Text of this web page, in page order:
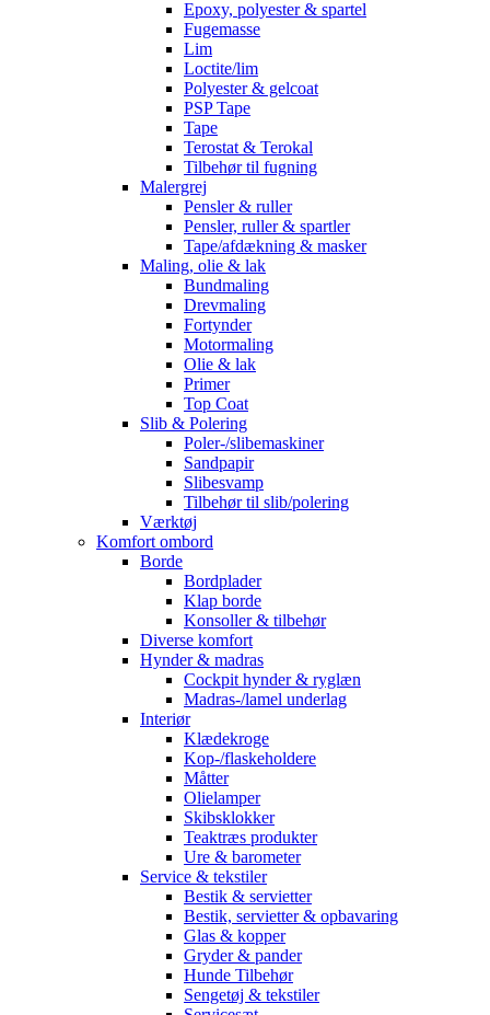
Epoxy, polyester & spartel
Fugemasse
Lim
Loctite/lim
Polyester & gelcoat
PSP Tape
Tape
Terostat & Terokal
Tilbehør til fugning
Malergrej
Pensler & ruller
Pensler, ruller & spartler
Tape/afdækning & masker
Maling, olie & lak
Bundmaling
Drevmaling
Fortynder
Motormaling
Olie & lak
Primer
Top Coat
Slib & Polering
Poler-/slibemaskiner
Sandpapir
Slibesvamp
Tilbehør til slib/polering
Værktøj
Komfort ombord
Borde
Bordplader
Klap borde
Konsoller & tilbehør
Diverse komfort
Hynder & madras
Cockpit hynder & ryglæn
Madras-/lamel underlag
Interiør
Klædekroge
Kop-/flaskeholdere
Måtter
Olielamper
Skibsklokker
Teaktræs produkter
Ure & barometer
Service & tekstiler
Bestik & servietter
Bestik, servietter & opbavaring
Glas & kopper
Gryder & pander
Hunde Tilbehør
Sengetøj & tekstiler